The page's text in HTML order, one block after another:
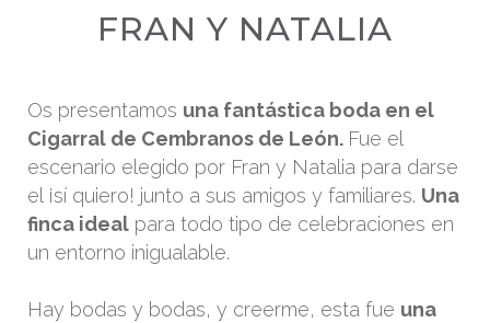
FRAN Y NATALIA
Os presentamos una fantástica boda en el
Cigarral de Cembranos de León. Fue el
escenario elegido por Fran y Natalia para darse
el ¡sí quiero! junto a sus amigos y familiares. Una
finca ideal para todo tipo de celebraciones en
un entorno inigualable.
Hay bodas y bodas, y creerme, esta fue una